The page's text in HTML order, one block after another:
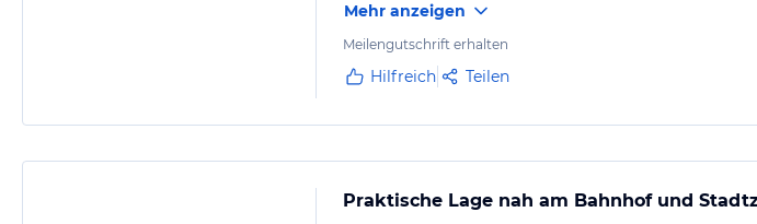
Mehr anzeigen
Meilengutschrift erhalten
Hilfreich Teilen
Praktische Lage nah am Bahnhof und